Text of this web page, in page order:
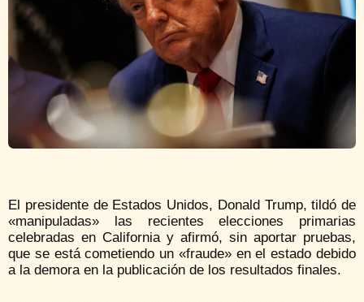
El presidente de Estados Unidos, Donald Trump, tildó de
«manipuladas» las recientes elecciones primarias
celebradas en California y afirmó, sin aportar pruebas,
que se está cometiendo un «fraude» en el estado debido
a la demora en la publicación de los resultados finales.